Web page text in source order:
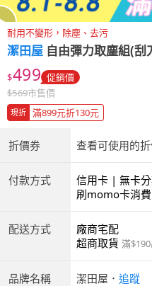
耐用不變形，除塵、去污
潔田屋 自由彈力取塵組(刮
$499 促銷價
$569市售價
現折 滿899元折130元
折價券 查看可使用的
付款方式
信用卡 | 無卡
商付款 | ATM |
刷momo卡消費
配送方式
廠商宅配
超商取貨 滿
品牌名稱 潔田屋 ． 追蹤